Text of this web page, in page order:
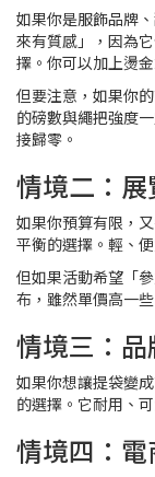
如果你是服飾品牌
來有質感」，因為
擇。你可以加上燙
但要注意，如果你
的磅數與繩把強度
接歸零。
情境二：
如果你預算有限，
平衡的選擇。輕、
但如果活動希望「
布，雖然單價高一
情境三：品
如果你想讓提袋變
的選擇。它耐用、
情境四：電